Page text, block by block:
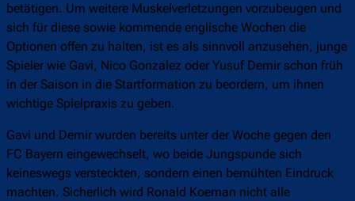
betätigen. Um weitere Muskelverletzungen vorzubeugen und
sich für diese sowie kommende englische Wochen die
Optionen offen zu halten, ist es als sinnvoll anzusehen, junge
Spieler wie Gavi, Nico Gonzalez oder Yusuf Demir schon früh
in der Saison in die Startformation zu beordern, um ihnen
wichtige Spielpraxis zu geben.
Gavi und Demir wurden bereits unter der Woche gegen den
FC Bayern eingewechselt, wo beide Jungspunde sich
keineswegs versteckten, sondern einen bemühten Eindruck
machten. Sicherlich wird Ronald Koeman nicht alle